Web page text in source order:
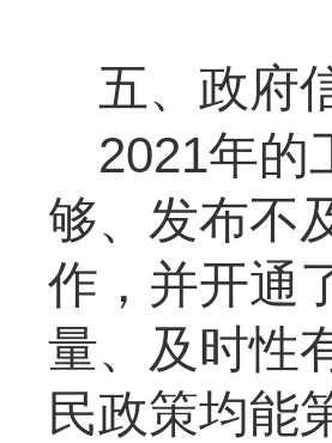
五、政府
2021年的
够、 发布不
作，并开通
量、及时性
民政策均能